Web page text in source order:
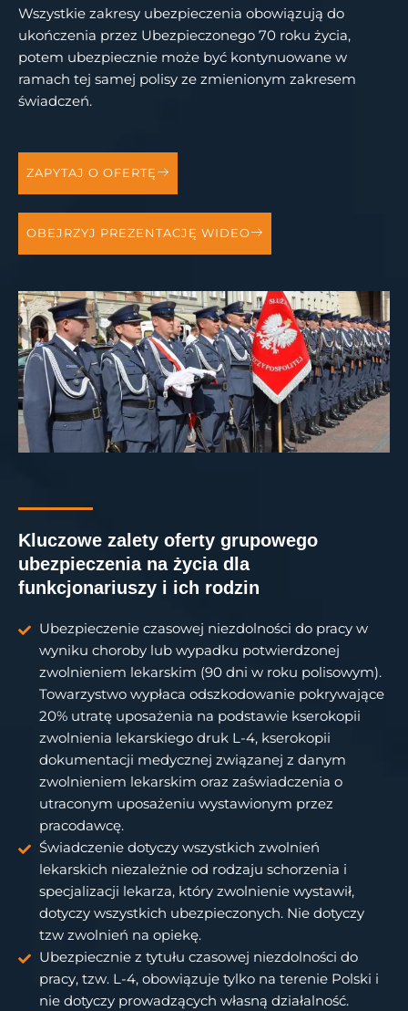
Wszystkie zakresy ubezpieczenia obowiązują do
ukończenia przez Ubezpieczonego 70 roku życia,
potem ubezpiecznie może być kontynuowane w
ramach tej samej polisy ze zmienionym zakresem
świadczeń.
ZAPYTAJ O OFERTĘ
OBEJRZYJ PREZENTACJĘ WIDEO
Kluczowe zalety oferty grupowego
ubezpieczenia na życia dla
funkcjonariuszy i ich rodzin
Ubezpieczenie czasowej niezdolności do pracy w
wyniku choroby lub wypadku potwierdzonej
zwolnieniem lekarskim (90 dni w roku polisowym).
Towarzystwo wypłaca odszkodowanie pokrywające
20% utratę uposażenia na podstawie kserokopii
zwolnienia lekarskiego druk L-4, kserokopii
dokumentacji medycznej związanej z danym
zwolnieniem lekarskim oraz zaświadczenia o
utraconym uposażeniu wystawionym przez
pracodawcę.
Świadczenie dotyczy wszystkich zwolnień
lekarskich niezależnie od rodzaju schorzenia i
specjalizacji lekarza, który zwolnienie wystawił,
dotyczy wszystkich ubezpieczonych. Nie dotyczy
tzw zwolnień na opiekę.
Ubezpiecznie z tytułu czasowej niezdolności do
pracy, tzw. L-4, obowiązuje tylko na terenie Polski i
nie dotyczy prowadzących własną działalność.